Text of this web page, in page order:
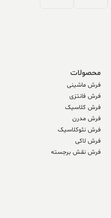
محصولات
فرش ماشینی
فرش فانتزی
فرش کلاسیک
فرش مدرن
فرش نئوکلاسیک
فرش لاکی
فرش نقش برجسته